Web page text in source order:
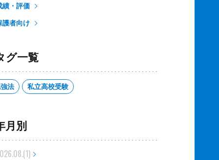
績・評価
護者向け
グ一覧
法 私立高校受験
月別